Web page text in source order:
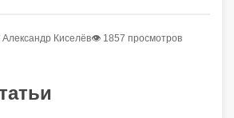
Александр Киселёв👁 1857 просмотров